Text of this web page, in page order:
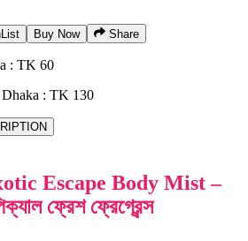
Buy Now Share
: TK 60
: TK 130
Escape Body Mist –
ফ্রেশ ফ্রেগ্রেন্স